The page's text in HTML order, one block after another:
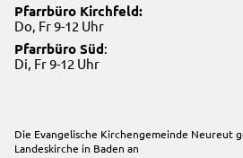
Pfarrbüro Kirchfeld:
Do, Fr 9-12 Uhr
Pfarrbüro Süd:
Di, Fr 9-12 Uhr
Die Evangelische Kirchengemeinde Neureut
Landeskirche in Baden an